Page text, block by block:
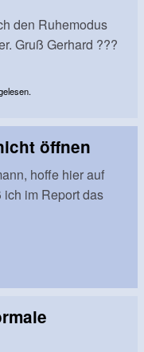
den Ruhemodus
Gruß Gerhard ???
öffnen
hoffe hier auf
im Report das